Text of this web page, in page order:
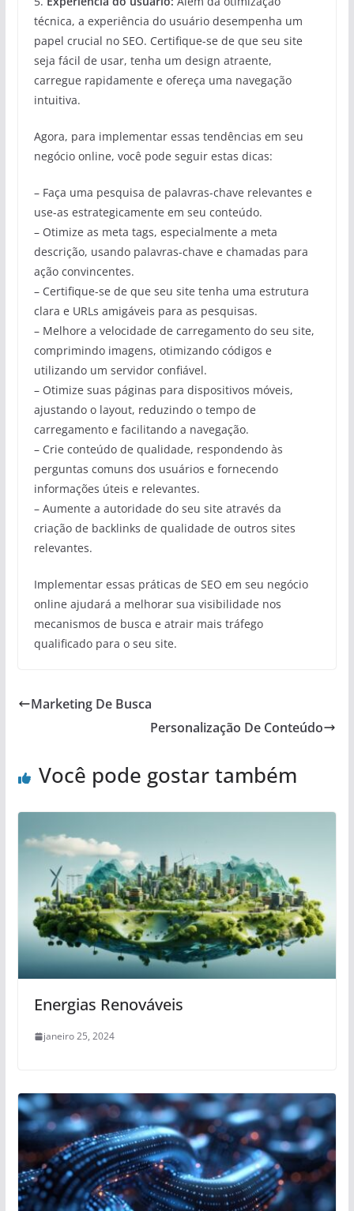
técnica, a experiência do usuário desempenha um
papel crucial no SEO. Certifique-se de que seu site
seja fácil de usar, tenha um design atraente,
carregue rapidamente e ofereça uma navegação
intuitiva.
Agora, para implementar essas tendências em seu
negócio online, você pode seguir estas dicas:
– Faça uma pesquisa de palavras-chave relevantes e
use-as estrategicamente em seu conteúdo.
– Otimize as meta tags, especialmente a meta
descrição, usando palavras-chave e chamadas para
ação convincentes.
– Certifique-se de que seu site tenha uma estrutura
clara e URLs amigáveis para as pesquisas.
– Melhore a velocidade de carregamento do seu site,
comprimindo imagens, otimizando códigos e
utilizando um servidor confiável.
– Otimize suas páginas para dispositivos móveis,
ajustando o layout, reduzindo o tempo de
carregamento e facilitando a navegação.
– Crie conteúdo de qualidade, respondendo às
perguntas comuns dos usuários e fornecendo
informações úteis e relevantes.
– Aumente a autoridade do seu site através da
criação de backlinks de qualidade de outros sites
relevantes.
Implementar essas práticas de SEO em seu negócio
online ajudará a melhorar sua visibilidade nos
mecanismos de busca e atrair mais tráfego
qualificado para o seu site.
Marketing De Busca
Personalização De Conteúdo
Você pode gostar também
Energias Renováveis
janeiro 25, 2024